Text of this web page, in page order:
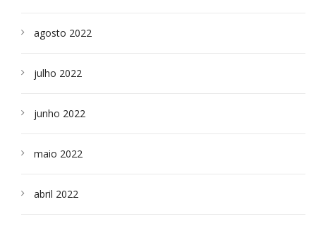
agosto 2022
julho 2022
junho 2022
maio 2022
abril 2022